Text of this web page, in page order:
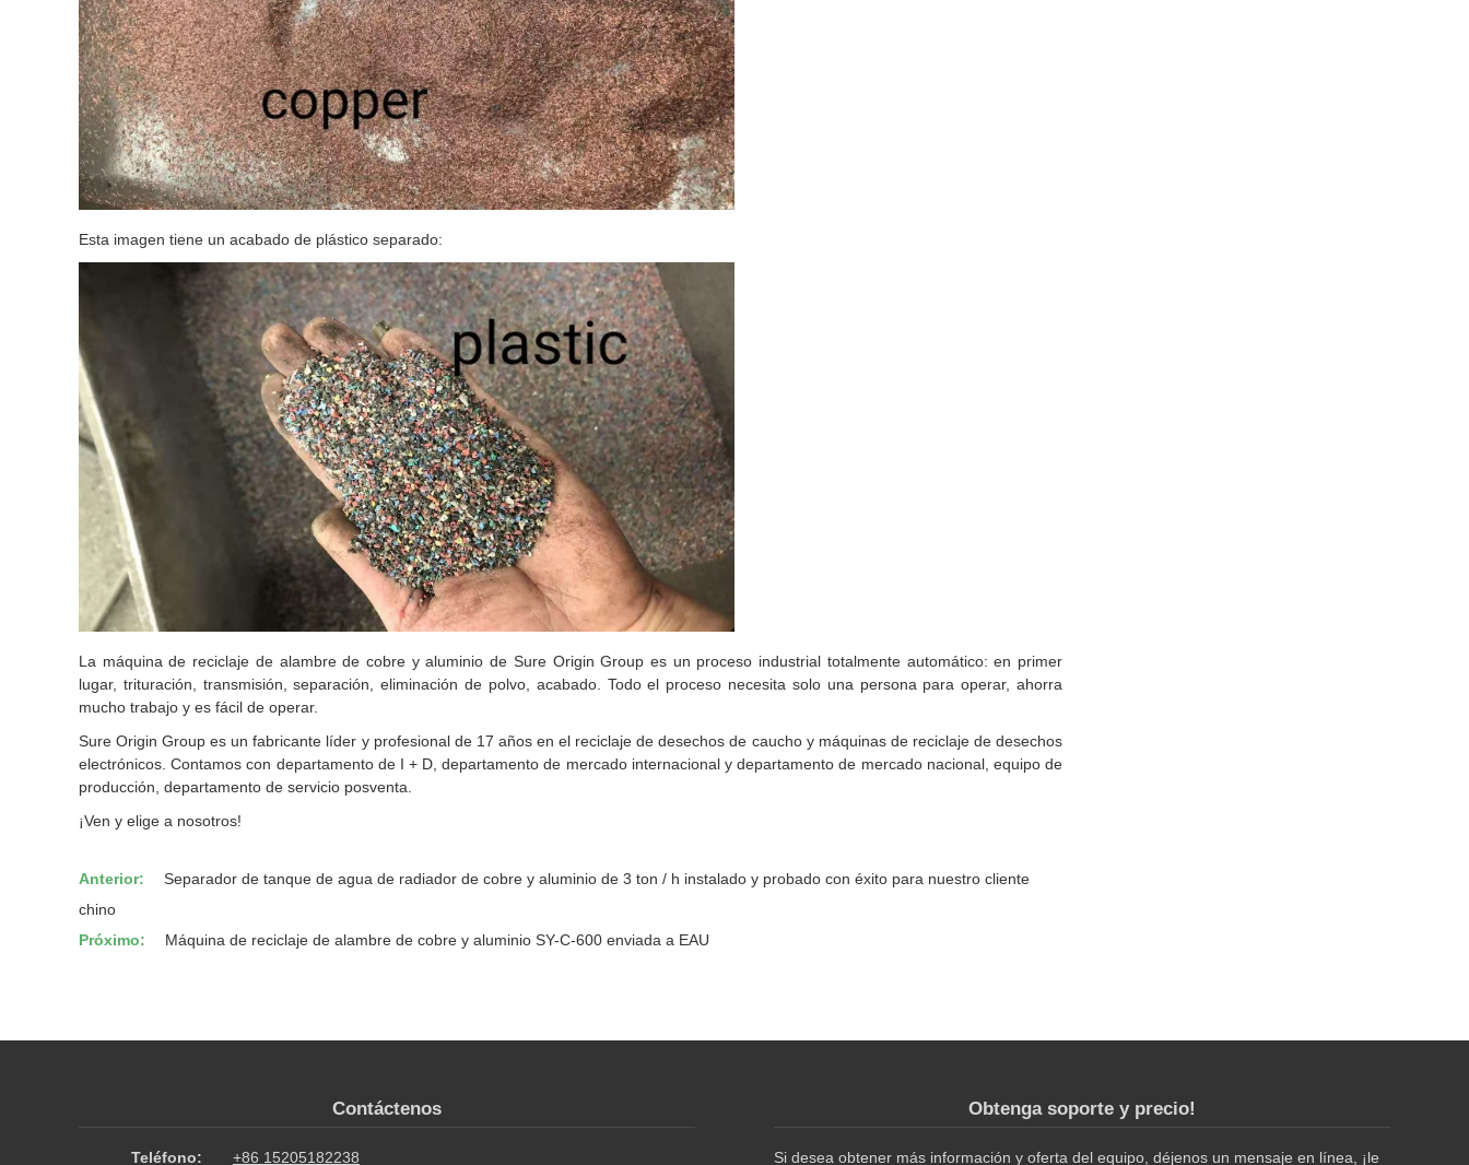
Esta imagen tiene un acabado de plástico separado:
La máquina de reciclaje de alambre de cobre y aluminio de Sure Origin Group es un proceso industrial totalmente automático: en primer
lugar, trituración, transmisión, separación, eliminación de polvo, acabado. Todo el proceso necesita solo una persona para operar, ahorra
mucho trabajo y es fácil de operar.
Sure Origin Group es un fabricante líder y profesional de 17 años en el reciclaje de desechos de caucho y máquinas de reciclaje de desechos
electrónicos. Contamos con departamento de I + D, departamento de mercado internacional y departamento de mercado nacional, equipo de
producción, departamento de servicio posventa.
¡Ven y elige a nosotros!
Anterior:
Separador de tanque de agua de radiador de cobre y aluminio de 3 ton / h instalado y probado con éxito para nuestro cliente
chino
Próximo:
Máquina de reciclaje de alambre de cobre y aluminio SY-C-600 enviada a EAU
Contáctenos
Teléfono: +86 15205182238
Obtenga soporte y precio!
Si desea obtener más información y oferta del equipo, déjenos un mensaje en línea, ¡le